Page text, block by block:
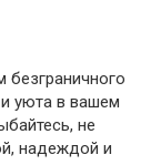
и уюта в вашем
не
надеждой и